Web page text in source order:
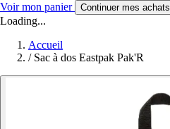
Voir mon panier Continuer mes achats
Loading...
Accueil
/ Sac à dos Eastpak Pak'R